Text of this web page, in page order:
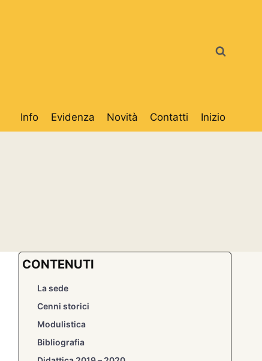
Info Evidenza Novità Contatti Inizio
CONTENUTI
La sede
Cenni storici
Modulistica
Bibliografia